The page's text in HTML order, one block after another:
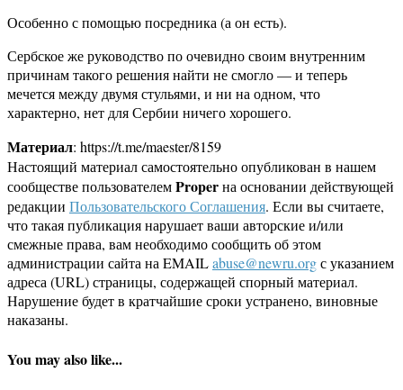
Особенно с помощью посредника (а он есть).
Сербское же руководство по очевидно своим внутренним
причинам такого решения найти не смогло — и теперь
мечется между двумя стульями, и ни на одном, что
характерно, нет для Сербии ничего хорошего.
Материал: https://t.me/maester/8159
Настоящий материал самостоятельно опубликован в нашем
сообществе пользователемProperна основании действующей
редакции Пользовательского Соглашения. Если вы считаете,
что такая публикация нарушает ваши авторские и/или
смежные права, вам необходимо сообщить об этом
администрации сайта на EMAILabuse@newru.orgс указанием
адреса (URL) страницы, содержащей спорный материал.
Нарушение будет в кратчайшие сроки устранено, виновные
наказаны.
You may also like...